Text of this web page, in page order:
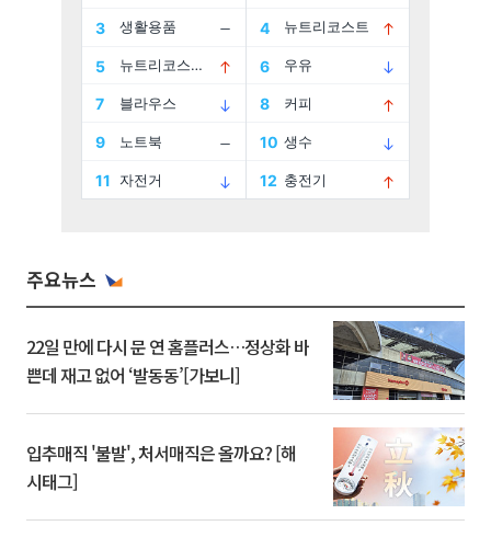
주요뉴스
22일 만에 다시 문 연 홈플러스…정상화 바
쁜데 재고 없어 ‘발동동’[가보니]
입추매직 '불발', 처서매직은 올까요? [해
시태그]